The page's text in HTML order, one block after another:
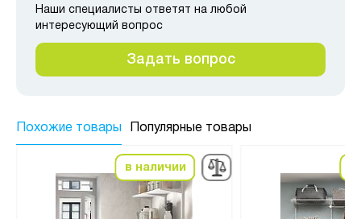
Наши специалисты ответят на любой
интересующий вопрос
Задать вопрос
Похожие товары Популярные товары
в наличии